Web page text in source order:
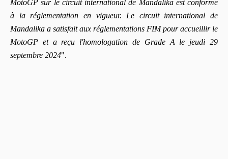
MotoGP sur le circuit international de Mandalika est conforme
à la réglementation en vigueur. Le circuit international de
Mandalika a satisfait aux réglementations FIM pour accueillir le
MotoGP et a reçu l'homologation de Grade A le jeudi 29
septembre 2024".